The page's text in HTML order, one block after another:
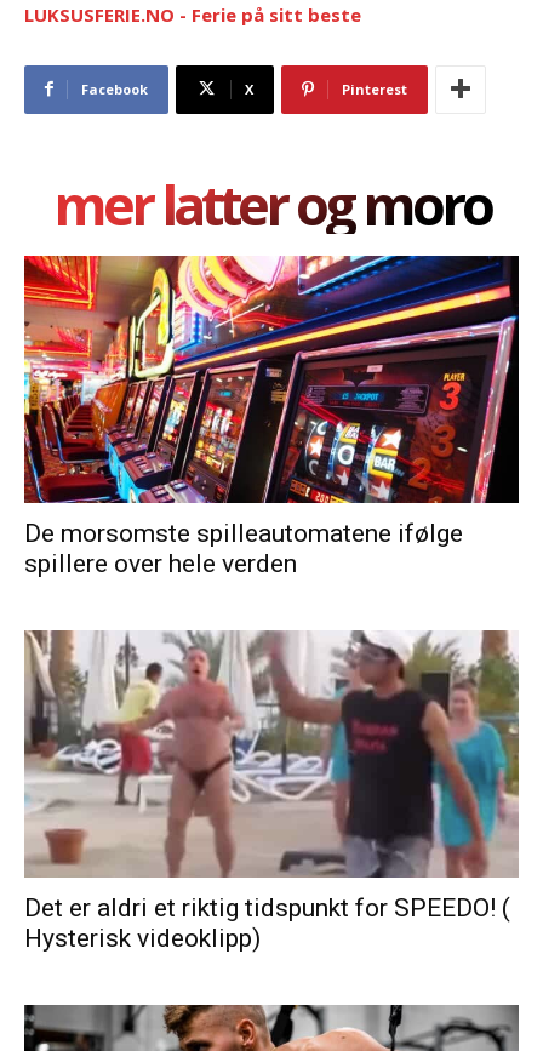
LUKSUSFERIE.NO - Ferie på sitt beste
Facebook X Pinterest
mer latter og moro
De morsomste spilleautomatene ifølge
spillere over hele verden
Det er aldri et riktig tidspunkt for SPEEDO! (
Hysterisk videoklipp)